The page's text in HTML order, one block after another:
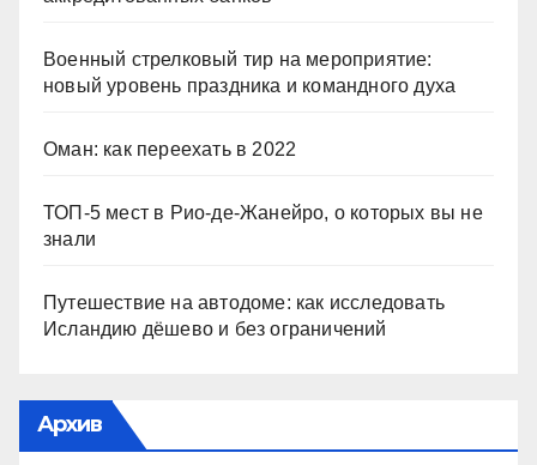
Военный стрелковый тир на мероприятие:
новый уровень праздника и командного духа
Оман: как переехать в 2022
ТОП-5 мест в Рио-де-Жанейро, о которых вы не
знали
Путешествие на автодоме: как исследовать
Исландию дёшево и без ограничений
Архив